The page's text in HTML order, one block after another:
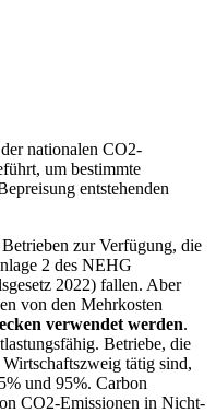
nationalen CO2-
um bestimmte
entstehenden
zur Verfügung, die
2 des NEHG
2022) fallen. Aber
von den Mehrkosten
verwendet werden.
Betriebe, die
tätig sind,
und 95%. Carbon
CO2-Emissionen in Nicht-